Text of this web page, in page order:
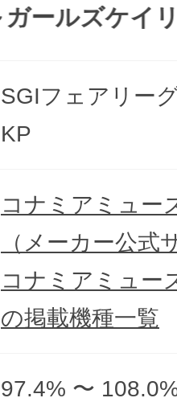
ケイリン～
SGIフェアリー
KP
コナミアミュー
（メーカー公式
コナミアミュー
の掲載機種一覧
97.4% 〜